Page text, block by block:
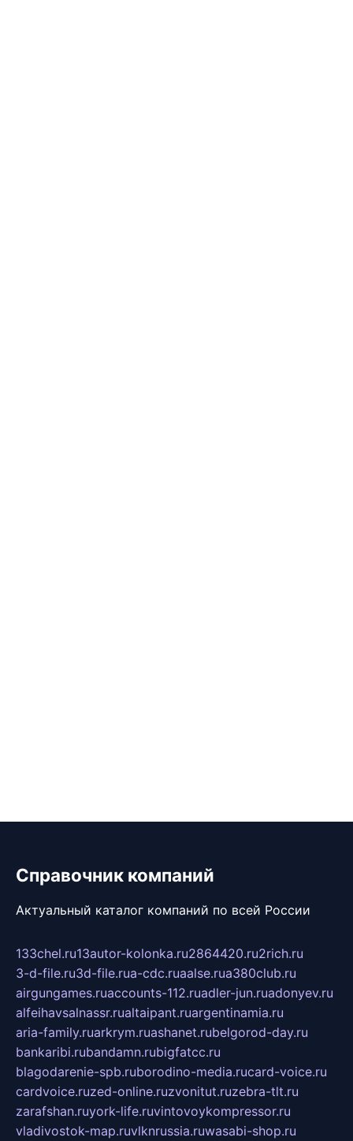
Справочник компаний
Актуальный каталог компаний по всей России
133chel.ru13autor-kolonka.ru2864420.ru2rich.ru
3-d-file.ru3d-file.rua-cdc.ruaalse.rua380club.ru
airgungames.ruaccounts-112.ruadler-jun.ruadonyev.ru
alfeihavsalnassr.rualtaipant.ruargentinamia.ru
aria-family.ruarkrym.ruashanet.rubelgorod-day.ru
bankaribi.rubandamn.rubigfatcc.ru
blagodarenie-spb.ruborodino-media.rucard-voice.ru
cardvoice.ruzed-online.ruzvonitut.ruzebra-tlt.ru
zarafshan.ruyork-life.ruvintovoykompressor.ru
vladivostok-map.ruvlknrussia.ruwasabi-shop.ru